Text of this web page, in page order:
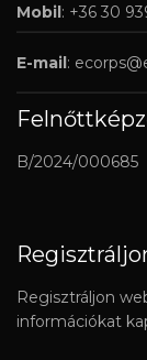
Mobil: +36 30
E-mail:
B/2024/000685
Regisztráljon
információkat